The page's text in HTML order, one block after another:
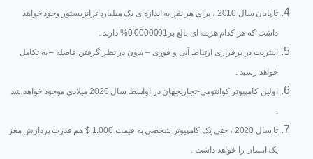
تا پایان سال 2010 ، برای هر نفر به اندازه ی یک میلیارد ترانزیستور وجود خواهد
داشت که هر کدام هزینه ای بالغ بر0.0000001% دارند .
اینترنت در برقراری ارتباط آنی و فوری – بدون در نظر گرفتن فاصله – به تکامل
خواهد رسید .
اولین کامپیوتر کوانتومی-تجاریجهان در اواسط سال 2020 میلادی موجود خواهد شد
.
تا سال 2020 ، حتی یک کامپیوتر شخصی به قیمت 1.000 $ هم قدرت پردازش مغز
یک انسان را خواهد داشت .